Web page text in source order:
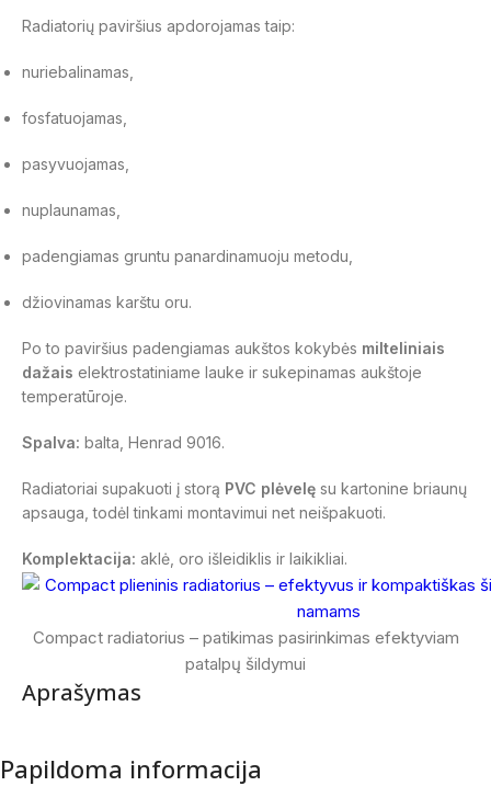
Radiatorių paviršius apdorojamas taip:
nuriebalinamas,
fosfatuojamas,
pasyvuojamas,
nuplaunamas,
padengiamas gruntu panardinamuoju metodu,
džiovinamas karštu oru.
Po to paviršius padengiamas aukštos kokybės milteliniais
dažais elektrostatiniame lauke ir sukepinamas aukštoje
temperatūroje.
Spalva: balta, Henrad 9016.
Radiatoriai supakuoti į storą PVC plėvelę su kartonine briaunų
apsauga, todėl tinkami montavimui net neišpakuoti.
Komplektacija: aklė, oro išleidiklis ir laikikliai.
Compact radiatorius – patikimas pasirinkimas efektyviam
patalpų šildymui
Aprašymas
Papildoma informacija